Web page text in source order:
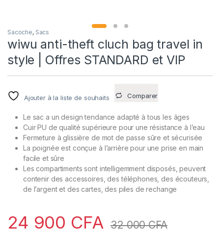
Sacoche, Sacs
wiwu anti-theft cluch bag travel in
style | Offres STANDARD et VIP
Ajouter à la liste de souhaits Comparer
Le sac a un design tendance adapté à tous les âges
Cuir PU de qualité supérieure pour une résistance à l’eau
Fermeture à glissière de mot de passe sûre et sécurisée
La poignée est conçue à l’arrière pour une prise en main
facile et sûre
Les compartiments sont intelligemment disposés, peuvent
contenir des accessoires, des téléphones, des écouteurs,
de l’argent et des cartes, des piles de rechange
24 900 CFA 32 000CFA